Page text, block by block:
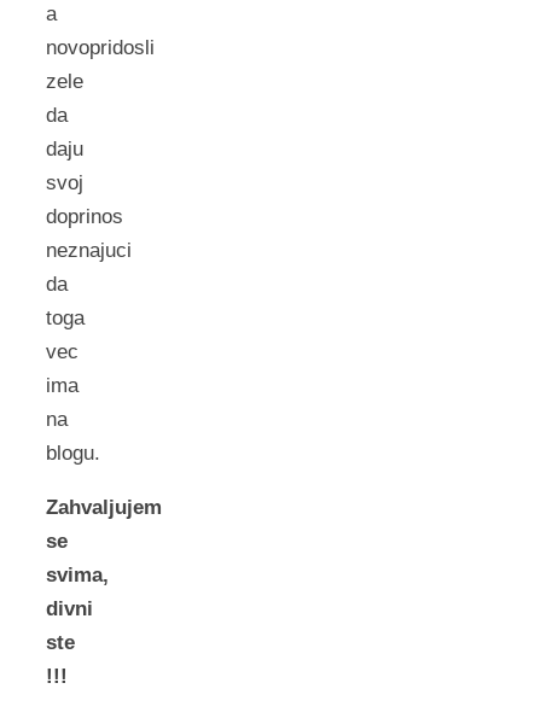
a
novopridosli
zele
da
daju
svoj
doprinos
neznajuci
da
toga
vec
ima
na
blogu.
Zahvaljujem
se
svima,
divni
ste
!!!